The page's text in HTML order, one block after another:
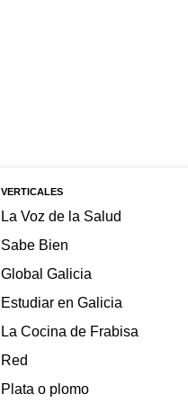
VERTICALES
La Voz de la Salud
Sabe Bien
Global Galicia
Estudiar en Galicia
La Cocina de Frabisa
Red
Plata o plomo